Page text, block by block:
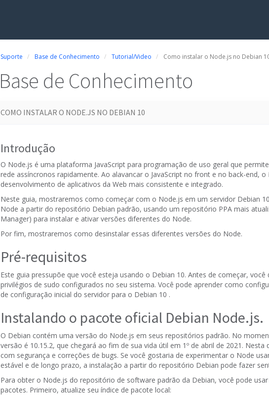
Suporte Base de Conhecimento Tutorial/Video Como instalar o Node.js no Debian
Base de Conhecimento
COMO INSTALAR O NODE.JS NO DEBIAN 10
Introdução
O Node.js é uma plataforma JavaScript para programação de uso geral que
rede assíncronos rapidamente. Ao alavancar o JavaScript no front e no back-end,
desenvolvimento de aplicativos da Web mais consistente e integrado.
Neste guia, mostraremos como começar com o Node.js em um servidor Debian
Node a partir do repositório Debian padrão, usando um repositório PPA mais
Manager) para instalar e ativar versões diferentes do Node.
Por fim, mostraremos como desinstalar essas diferentes versões do Node.
Pré-requisitos
Este guia pressupõe que você esteja usando o Debian 10. Antes de começar,
privilégios de sudo configurados no seu sistema. Você pode aprender como
de configuração inicial do servidor para o Debian 10 .
Instalando o pacote oficial Debian Node.js.
O Debian contém uma versão do Node.js em seus repositórios padrão. No
versão é 10.15.2, que chegará ao fim de sua vida útil em 1º de abril de 2021.
com segurança e correções de bugs. Se você gostaria de experimentar o Node
estável e de longo prazo, a instalação a partir do repositório Debian pode fazer
Para obter o Node.js do repositório de software padrão da Debian, você pode
pacotes. Primeiro, atualize seu índice de pacote local: